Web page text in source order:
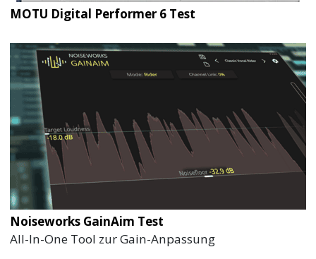
MOTU Digital Performer 6 Test
Noiseworks GainAim Test
All-In-One Tool zur Gain-Anpassung